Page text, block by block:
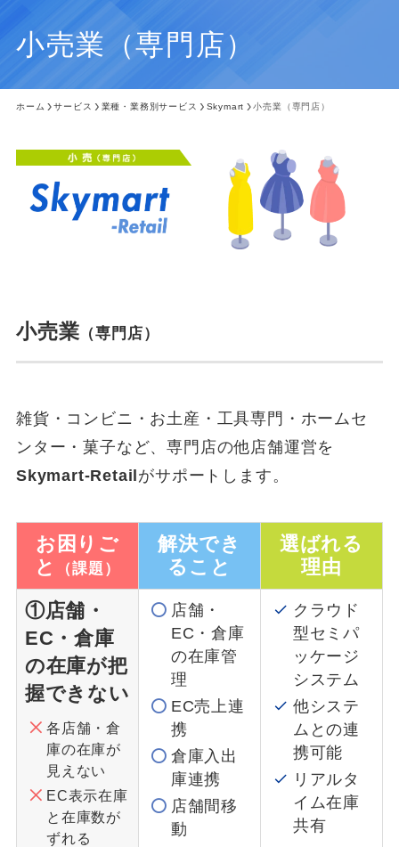
小売業（専門店）
ホーム サービス 業種・業務別サービス Skymart 小売業（専門店）
小売業 （専門店）
雑貨・コンビニ・お土産・工具専門・ホームセ
ンター・菓子など、専門店の他店舗運営を
Skymart-Retail がサポートします。
お困りご
と
（課題）
解決でき
ること
選ばれる
理由
①店舗・
EC・倉庫
の在庫が把
握できない
各店舗・倉
庫の在庫が
見えない
EC表示在庫
と在庫数が
ずれる
店舗・
EC・倉庫
の在庫管
理
EC売上連
携
倉庫入出
庫連携
店舗間移
動
クラウド
型セミパ
ッケージ
システム
他システ
ムとの連
携可能
リアルタ
イム在庫
共有